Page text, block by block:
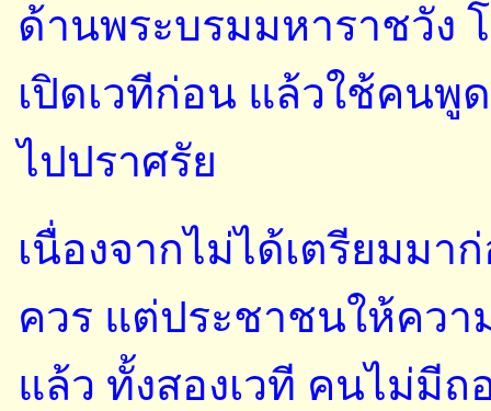
ด้านพระบรมมหาราชวัง
เปิดเวทีก่อน แล้วใช้คนพู
ไปปราศรัย
เนื่องจากไม่ได้เตรียมมา
ควร แต่ประชาชนให้คว
แล้ว ทั้งสองเวที คนไม่มีถ